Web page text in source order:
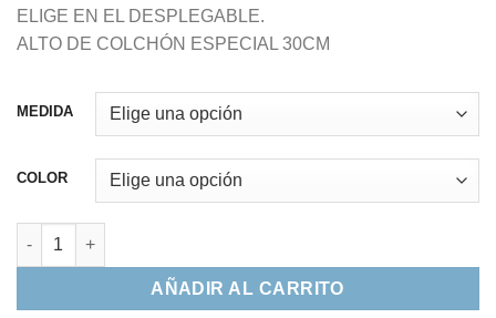
ELIGE EN EL DESPLEGABLE.
ALTO DE COLCHÓN ESPECIAL 30CM
MEDIDA
COLOR
SÁBANAS DE ALGOGÓN LISAS BICOLOR (ELIGE MEDIDA Y
AÑADIR AL CARRITO